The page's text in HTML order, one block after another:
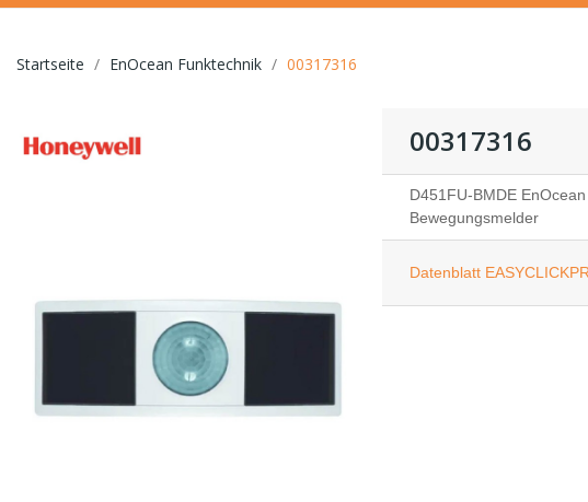
Startseite EnOcean Funktechnik 00317316
00317316
D451FU-BMDE
Bewegungsmelder
Datenblatt